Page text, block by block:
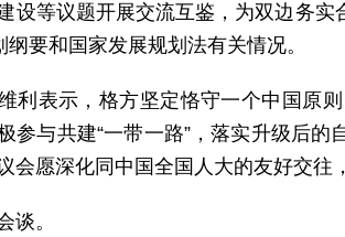
设等议题开展交流互鉴，为双边务
纲要和国家发展规划法有关情况。
利表示，格方坚定恪守一个中国原
参与共建“一带一路”，落实升级后
会愿深化同中国全国人大的友好交
谈。